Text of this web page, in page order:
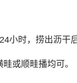
小时，捞出沥干
或顺畦播均可。